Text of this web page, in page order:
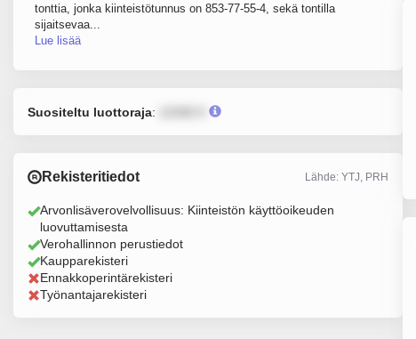
tonttia, jonka kiinteistötunnus on 853-77-55-4, sekä tontilla
sijaitsevaa...
Lue lisää
Suositeltu luottoraja:
Rekisteritiedot Lähde: YTJ, PRH
Arvonlisäverovelvollisuus: Kiinteistön käyttöoikeuden
luovuttamisesta
Verohallinnon perustiedot
Kaupparekisteri
Ennakkoperintärekisteri
Työnantajarekisteri